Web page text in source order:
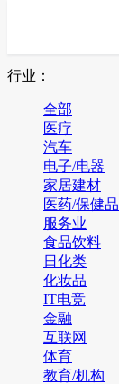
行业：
全部
医疗
汽车
电子/电器
家居建材
医药/保健品
服务业
食品饮料
日化类
化妆品
IT电竞
金融
互联网
体育
教育/机构